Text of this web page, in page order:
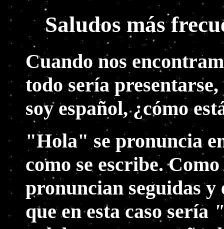
Saludos más
Cuando nos
todo sería
soy español, ¿cómo
"Hola" se pronuncia
como se escribe.
pronuncian seguidas y
que en esta caso sería